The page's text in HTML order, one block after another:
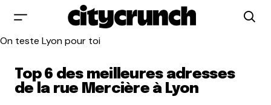
On teste Lyon pour toi
Top 6 des meilleures adresses
de la rue Mercière à Lyon